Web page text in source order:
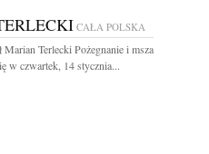
CAŁA POLSKA
Marian Terlecki Pożegnanie i msza
w czwartek, 14 stycznia...